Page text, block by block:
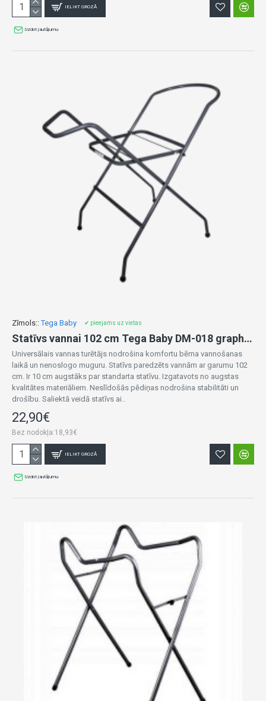
IELIKT GROZĀ
Uzdot jautājumu
Zīmols:: Tega Baby ✔ pieejams uz vietas
Statīvs vannai 102 cm Tega Baby DM-018 graphite
Universālais vannas turētājs nodrošina komfortu bērna vannošanas
laikā un nenoslogo muguru. Statīvs paredzēts vannām ar garumu 102
cm. Ir 10 cm augstāks par standarta statīvu. Izgatavots no augstas
kvalitātes materiāliem. Neslīdošās pēdiņas nodrošina stabilitāti un
drošību. Saliektā veidā statīvs ai..
22,90€
Bez nodokļa:18,93€
IELIKT GROZĀ
Uzdot jautājumu